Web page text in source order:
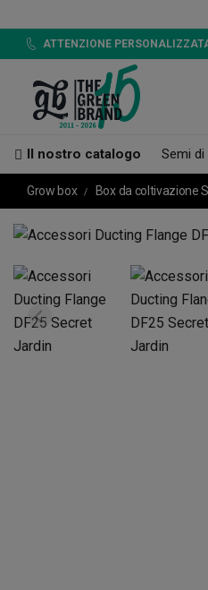
ATTENZIONE
Il nostro catalogo Semi di
Grow box Box da coltivazione